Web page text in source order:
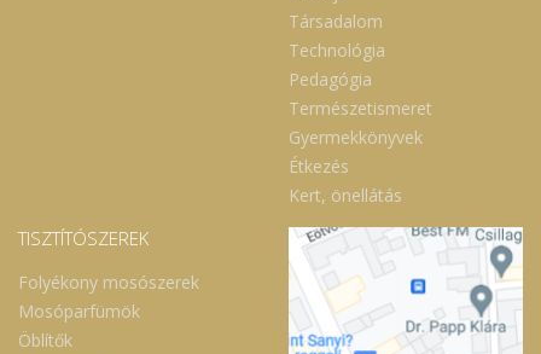
Társadalom
Technológia
Pedagógia
Természetismeret
Gyermekkönyvek
Étkezés
Kert, önellátás
TISZTÍTÓSZEREK
Folyékony mosószerek
Mosóparfümök
Öblítők